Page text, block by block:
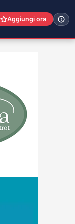
Aggiungi ora